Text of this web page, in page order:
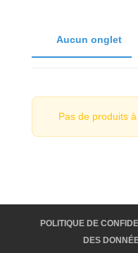
Aucun onglet
Pas de produits
POLITIQUE DE
DES